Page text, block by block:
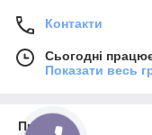
Контакти
Сьогодні
Показати весь
Про нас